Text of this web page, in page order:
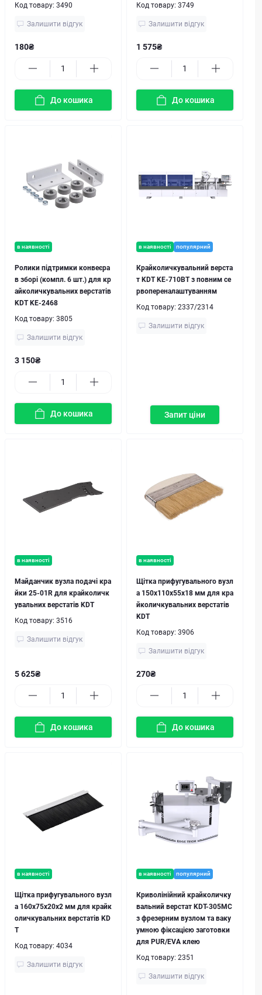
Код товару: 3490
Залишити відгук
180₴
До кошика
Код товару: 3749
Залишити відгук
1 575₴
До кошика
в наявності
Ролики підтримки конвеєра
в зборі (компл. 6 шт.) для кр
айколичкувальних верстатів
KDT KE-2468
Код товару: 3805
Залишити відгук
3 150₴
До кошика
в наявності популярний
Крайколичкувальний верста
т KDT KE-710BT з повним се
рвопереналаштуванням
Код товару: 2337/2314
Залишити відгук
Запит ціни
в наявності
Майданчик вузла подачі кра
йки 25-01R для крайколичк
увальних верстатів KDT
Код товару: 3516
Залишити відгук
5 625₴
До кошика
в наявності
Щітка прифугувального вузл
а 150x110x55x18 мм для кра
йколичкувальних верстатів
KDT
Код товару: 3906
Залишити відгук
270₴
До кошика
в наявності
Щітка прифугувального вузл
а 160x75x20x2 мм для крайк
оличкувальних верстатів KD
T
Код товару: 4034
Залишити відгук
в наявності популярний
Криволінійний крайколичку
вальний верстат KDT-305MC
з фрезерним вузлом та ваку
умною фіксацією заготовки
для PUR/EVA клею
Код товару: 2351
Залишити відгук